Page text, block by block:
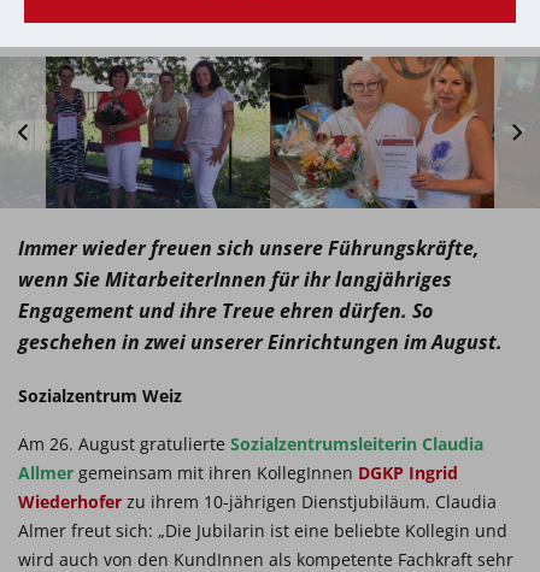
Immer wieder freuen sich unsere Führungskräfte,
wenn Sie MitarbeiterInnen für ihr langjähriges
Engagement und ihre Treue ehren dürfen. So
geschehen in zwei unserer Einrichtungen im August.
Sozialzentrum Weiz
Am 26. August gratulierte Sozialzentrumsleiterin Claudia
Allmer gemeinsam mit ihren KollegInnen DGKP Ingrid
Wiederhofer zu ihrem 10-jährigen Dienstjubiläum. Claudia
Almer freut sich: „Die Jubilarin ist eine beliebte Kollegin und
wird auch von den KundInnen als kompetente Fachkraft sehr